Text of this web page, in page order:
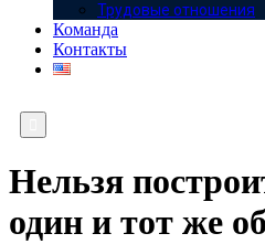
Трудовые отношения
Команда
Контакты
Нельзя
один и тот же